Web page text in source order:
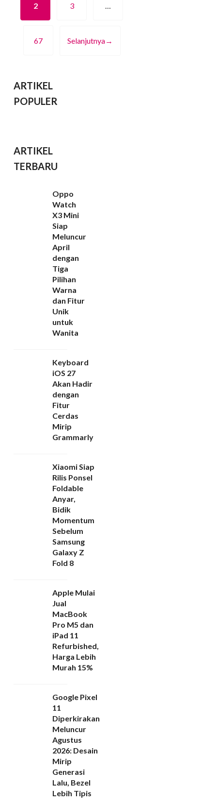
Halaman
2
Halaman
3
Halaman
67 Selanjutnya→
ARTIKEL
POPULER
ARTIKEL
TERBARU
Oppo
Watch
X3 Mini
Siap
Meluncur
April
dengan
Tiga
Pilihan
Warna
dan Fitur
Unik
untuk
Wanita
Keyboard
iOS 27
Akan Hadir
dengan
Fitur
Cerdas
Mirip
Grammarly
Xiaomi Siap
Rilis Ponsel
Foldable
Anyar,
Bidik
Momentum
Sebelum
Samsung
Galaxy Z
Fold 8
Apple Mulai
Jual
MacBook
Pro M5 dan
iPad 11
Refurbished,
Harga Lebih
Murah 15%
Google Pixel
11
Diperkirakan
Meluncur
Agustus
2026: Desain
Mirip
Generasi
Lalu, Bezel
Lebih Tipis